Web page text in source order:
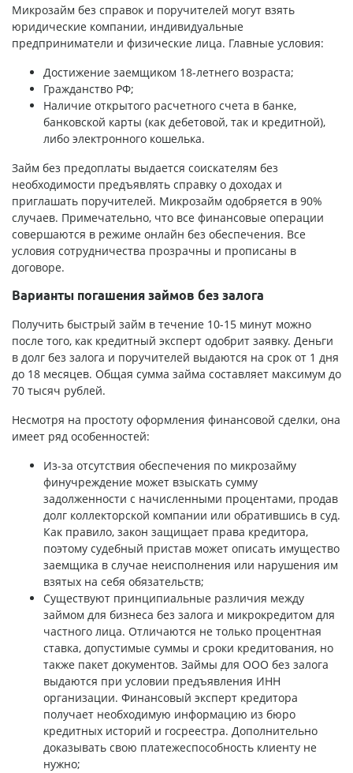
Микрозайм без справок и поручителей могут взять
юридические компании, индивидуальные
предприниматели и физические лица. Главные условия:
Достижение заемщиком 18-летнего возраста;
Гражданство РФ;
Наличие открытого расчетного счета в банке,
банковской карты (как дебетовой, так и кредитной),
либо электронного кошелька.
Займ без предоплаты выдается соискателям без
необходимости предъявлять справку о доходах и
приглашать поручителей. Микрозайм одобряется в 90%
случаев. Примечательно, что все финансовые операции
совершаются в режиме онлайн без обеспечения. Все
условия сотрудничества прозрачны и прописаны в
договоре.
Варианты погашения займов без залога
Получить быстрый займ в течение 10-15 минут можно
после того, как кредитный эксперт одобрит заявку. Деньги
в долг без залога и поручителей выдаются на срок от 1 дня
до 18 месяцев. Общая сумма займа составляет максимум до
70 тысяч рублей.
Несмотря на простоту оформления финансовой сделки, она
имеет ряд особенностей:
Из-за отсутствия обеспечения по микрозайму
финучреждение может взыскать сумму
задолженности с начисленными процентами, продав
долг коллекторской компании или обратившись в суд.
Как правило, закон защищает права кредитора,
поэтому судебный пристав может описать имущество
заемщика в случае неисполнения или нарушения им
взятых на себя обязательств;
Существуют принципиальные различия между
займом для бизнеса без залога и микрокредитом для
частного лица. Отличаются не только процентная
ставка, допустимые суммы и сроки кредитования, но
также пакет документов. Займы для ООО без залога
выдаются при условии предъявления ИНН
организации. Финансовый эксперт кредитора
получает необходимую информацию из бюро
кредитных историй и госреестра. Дополнительно
доказывать свою платежеспособность клиенту не
нужно;